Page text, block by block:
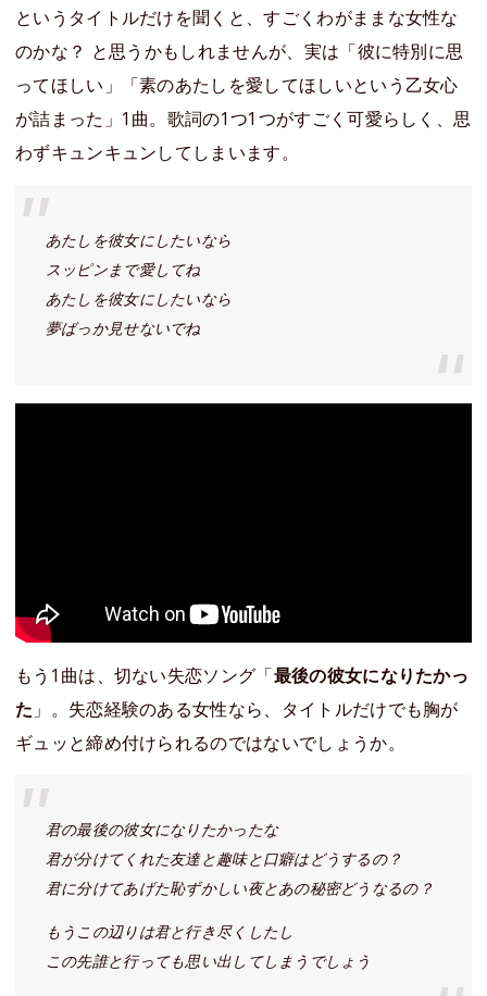
というタイトルだけを聞くと、すごくわがままな女性な
のかな？ と思うかもしれませんが、実は「彼に特別に思
ってほしい」「素のあたしを愛してほしいという乙女心
が詰まった」1曲。歌詞の1つ1つがすごく可愛らしく、思
わずキュンキュンしてしまいます。
あたしを彼女にしたいなら
スッピンまで愛してね
あたしを彼女にしたいなら
夢ばっか見せないでね
もう1曲は、切ない失恋ソング「最後の彼女になりたかっ
た 」。失恋経験のある女性なら、タイトルだけでも胸が
ギュッと締め付けられるのではないでしょうか。
君の最後の彼女になりたかったな
君が分けてくれた友達と趣味と口癖はどうするの？
君に分けてあげた恥ずかしい夜とあの秘密どうなるの？
もうこの辺りは君と行き尽くしたし
この先誰と行っても思い出してしまうでしょう